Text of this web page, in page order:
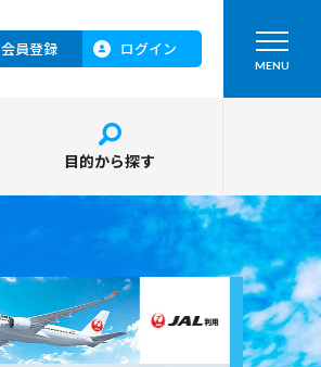
会員登録 ログイン
MENU
目的から探す